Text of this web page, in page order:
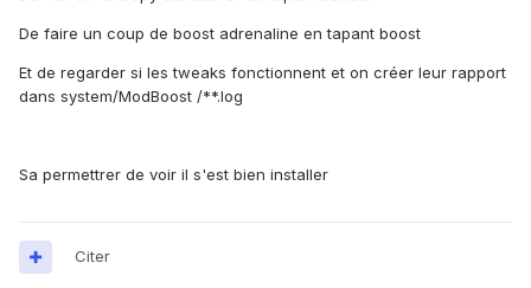
De faire un coup de boost adrenaline en tapant boost
Et de regarder si les tweaks fonctionnent et on créer leur rapport
dans system/ModBoost /**.log
Sa permettrer de voir il s'est bien installer
Citer